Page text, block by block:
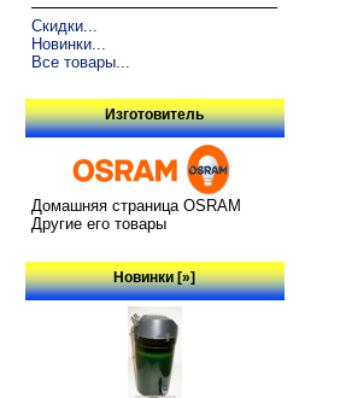
Скидки...
Новинки...
Все товары...
Изготовитель
Домашняя страница OSRAM
Другие его товары
Новинки [»]